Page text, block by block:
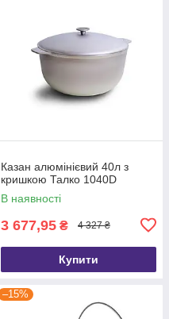
Казан алюмінієвий 40л з
кришкою Талко 1040D
В наявності
3 677,95 ₴ 4 327 ₴
Купити
–15%